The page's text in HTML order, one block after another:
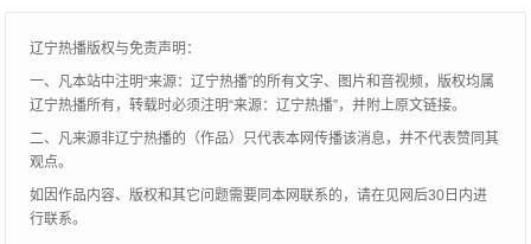
辽宁热播版权与免责声明：
一、凡本站中注明“来源：辽宁热播”的所有文字、图片和音视频，版权均属
辽宁热播所有，转载时必须注明“来源：辽宁热播”，并附上原文链接。
二、凡来源非辽宁热播的（作品）只代表本网传播该消息，并不代表赞同其
观点。
如因作品内容、版权和其它问题需要同本网联系的，请在见网后30日内进
行联系。